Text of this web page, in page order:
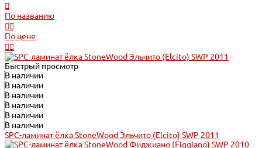
По названию
По цене
Быстрый просмотр
В наличии
В наличии
В наличии
В наличии
В наличии
В наличии
SPC-ламинат ёлка StoneWood Эльчито (Elcito) SWP 2011